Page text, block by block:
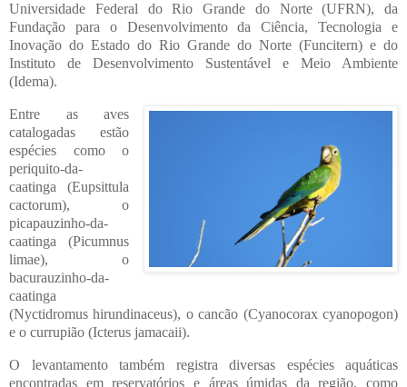
Universidade Federal do Rio Grande do Norte (UFRN), da
Fundação para o Desenvolvimento da Ciência, Tecnologia e
Inovação do Estado do Rio Grande do Norte (Funcitern) e do
Instituto de Desenvolvimento Sustentável e Meio Ambiente
(Idema).
Entre as aves
catalogadas estão
espécies como o
periquito-da-
caatinga (Eupsittula
cactorum), o
picapauzinho-da-
caatinga (Picumnus
limae), o
bacurauzinho-da-
caatinga
(Nyctidromus hirundinaceus), o cancão (Cyanocorax cyanopogon)
e o currupião (Icterus jamacaii).
O levantamento também registra diversas espécies aquáticas
encontradas em reservatórios e áreas úmidas da região, como